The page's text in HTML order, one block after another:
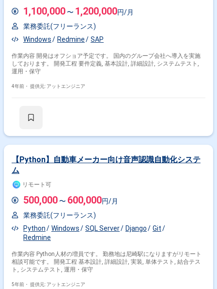
1,100,000 〜 1,200,000円/月
業務委託(フリーランス)
Windows
Redmine SAP
作業内容 開発はオフショア予定です。 国内のグループ会社へ導入を実施
しております。 開発工程 要件定義, 基本設計, 詳細設計, システムテスト,
運用・保守
4年前・ 提供元: アットエンジニア
【Python】自動車メーカー向け音声認識自動化システ
ム
リモート可
500,000 〜 600,000円/月
業務委託(フリーランス)
Python
Windows SQL Server Django
Git
Redmine
作業内容 Python人材の増員です。 勤務地は尼崎駅になりますがリモート
相談可能です。 開発工程 基本設計, 詳細設計, 実装, 単体テスト, 結合テス
ト, システムテスト, 運用・保守
5年前・ 提供元: アットエンジニア